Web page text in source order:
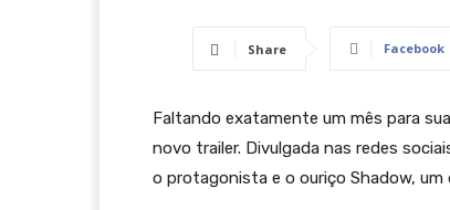
Share Facebook
Faltando exatamente um mês para
novo trailer. Divulgada nas redes
o protagonista e o ouriço Shadow,